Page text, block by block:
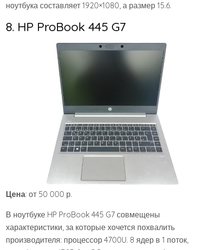
ноутбука составляет 1920×1080, а размер 15.6.
8. HP ProBook 445 G7
Цена: от 50 000 р.
В ноутбуке HP ProBook 445 G7 совмещены
характеристики, за которые хочется похвалить
производителя: процессор 4700U. 8 ядер в 1 поток,